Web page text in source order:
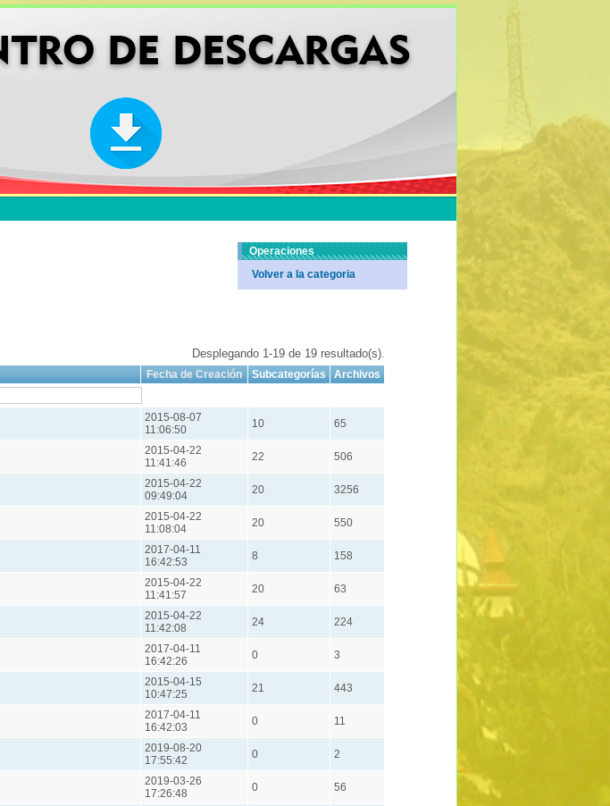
Desplegando 1-19 de 19 resultado(s).
Fecha de Creación Subcategorías Archivos
2015-08-07
11:06:50
10 65
2015-04-22
11:41:46
22 506
2015-04-22
09:49:04
20 3256
2015-04-22
11:08:04
20 550
2017-04-11
16:42:53
8 158
2015-04-22
11:41:57
20 63
2015-04-22
11:42:08
24 224
2017-04-11
16:42:26
0 3
2015-04-15
10:47:25
21 443
2017-04-11
16:42:03
0 11
2019-08-20
17:55:42
0 2
2019-03-26
17:26:48
0 56
Operaciones
Volver a la categoria